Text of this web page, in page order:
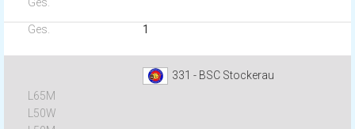
1
331 - BSC Stockerau